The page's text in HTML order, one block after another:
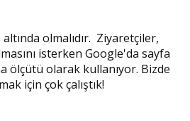
altında olmalıdır. Ziyaretçiler,
isterken Google'da sayfa
ölçütü olarak kullanıyor. Bizde
için çok çalıştık!